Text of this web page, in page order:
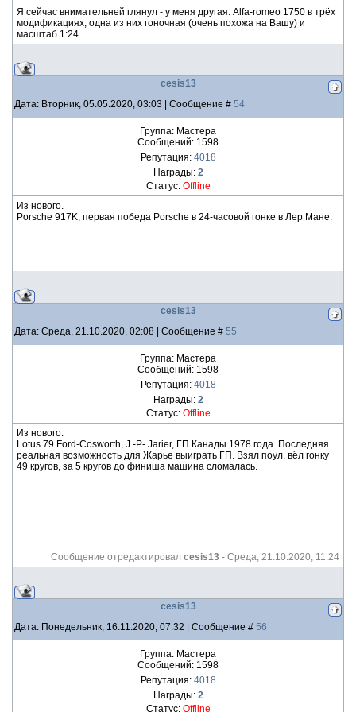
Я сейчас внимательней глянул - у меня другая. Alfa-romeo 1750 в трёх
модификациях, одна из них гоночная (очень похожа на Вашу) и
масштаб 1:24
cesis13
Дата: Вторник, 05.05.2020, 03:03 | Сообщение # 54
Группа: Мастера
Сообщений: 1598
Репутация: 4018
Награды: 2
Статус: Offline
Из нового.
Porsche 917K, первая победа Porsche в 24-часовой гонке в Лер Мане.
cesis13
Дата: Среда, 21.10.2020, 02:08 | Сообщение # 55
Группа: Мастера
Сообщений: 1598
Репутация: 4018
Награды: 2
Статус: Offline
Из нового.
Lotus 79 Ford-Cosworth, J.-P- Jarier, ГП Канады 1978 года. Последняя
реальная возможность для Жарье выиграть ГП. Взял поул, вёл гонку
49 кругов, за 5 кругов до финиша машина сломалась.
Сообщение отредактировал cesis13 - Среда, 21.10.2020, 11:24
cesis13
Дата: Понедельник, 16.11.2020, 07:32 | Сообщение # 56
Группа: Мастера
Сообщений: 1598
Репутация: 4018
Награды: 2
Статус: Offline